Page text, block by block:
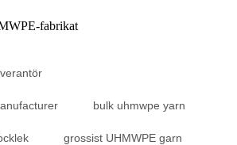
fabrikat
bulk uhmwpe yarn
grossist UHMWPE garn